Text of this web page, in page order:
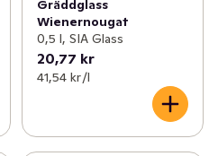
Gräddglass
Wienernougat
0,5 l, SIA Glass
20,77 kr
41,54 kr /l